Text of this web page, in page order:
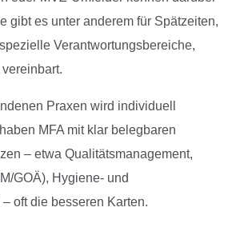
gibt es unter anderem für Spätzeiten,
Verantwortungsbereiche,
Praxen wird individuell
MFA mit klar belegbaren
– etwa Qualitätsmanagement,
GOÄ), Hygiene- und
– oft die besseren Karten.